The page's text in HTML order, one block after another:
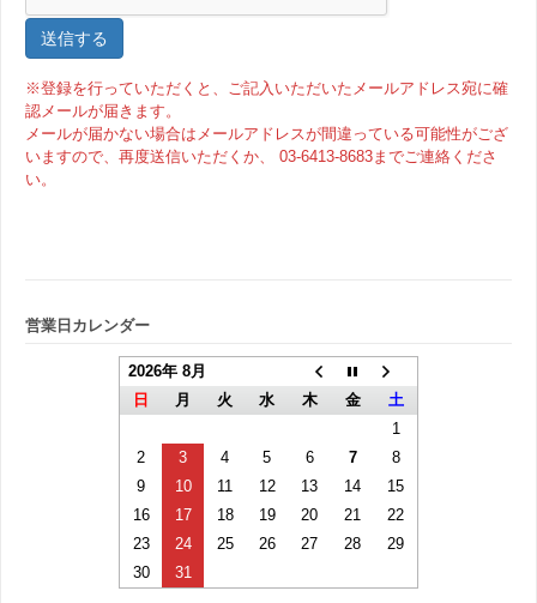
送信する
※登録を行っていただくと、ご記入いただいたメールアドレス宛に確
認メールが届きます。
メールが届かない場合はメールアドレスが間違っている可能性がござ
いますので、再度送信いただくか、 03-6413-8683までご連絡くださ
い。
営業日カレンダー
2026年 8月
日
月 火 水 木 金
土
1
2
3 4 5 6 7
8
9
10 11 12 13 14
15
16
17 18 19 20 21
22
23
24 25 26 27 28
29
30
31